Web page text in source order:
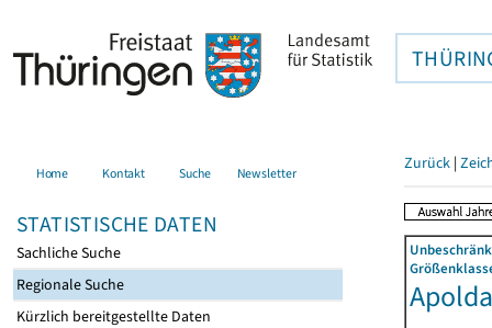
Home Kontakt Suche Newsletter
STATISTISCHE DATEN
Sachliche Suche
Regionale Suche
Kürzlich bereitgestellte Daten
Zurück |